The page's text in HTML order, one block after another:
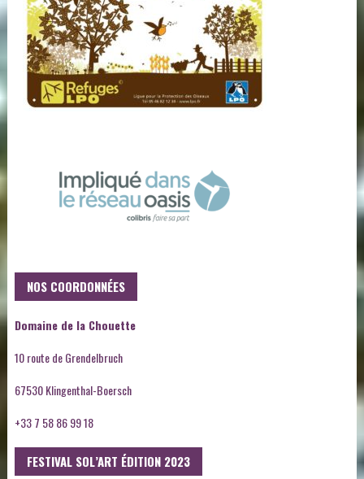
NOS COORDONNÉES
Domaine de la Chouette
10 route de Grendelbruch
67530 Klingenthal-Boersch
+33 7 58 86 99 18
FESTIVAL SOL’ART ÉDITION 2023